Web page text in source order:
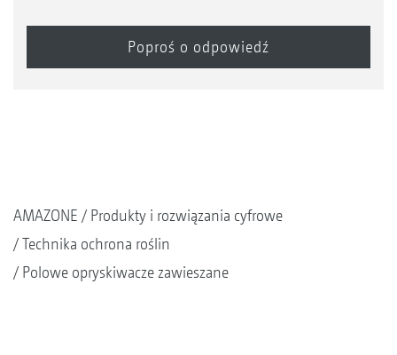
AMAZONE
Produkty i rozwiązania cyfrowe
Technika ochrona roślin
Polowe opryskiwacze zawieszane